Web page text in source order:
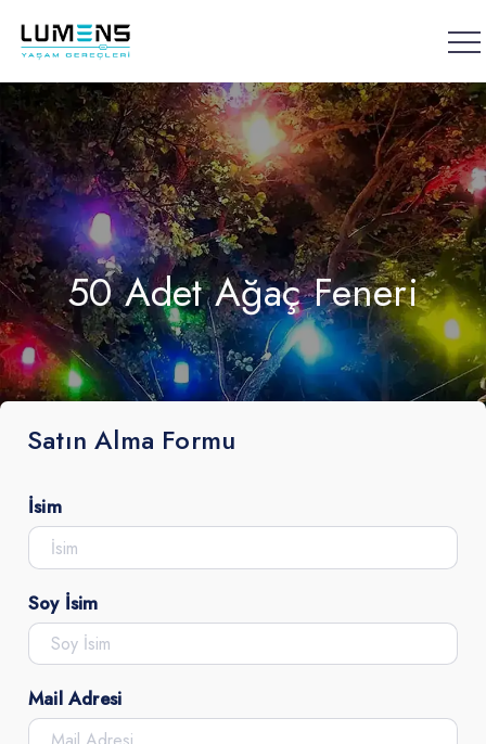
İçeriğe atla
50 Adet Ağaç Feneri
Satın Alma Formu
İsim
Soy İsim
Mail Adresi